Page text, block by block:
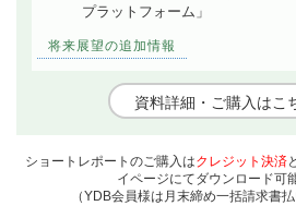
プラットフォーム」
将来展望の追加情報
資料詳細・ご購入はこ
ショートレポートのご購入はクレジット決済
イページにてダウンロード可
（YDB会員様は月末締め一括請求書払